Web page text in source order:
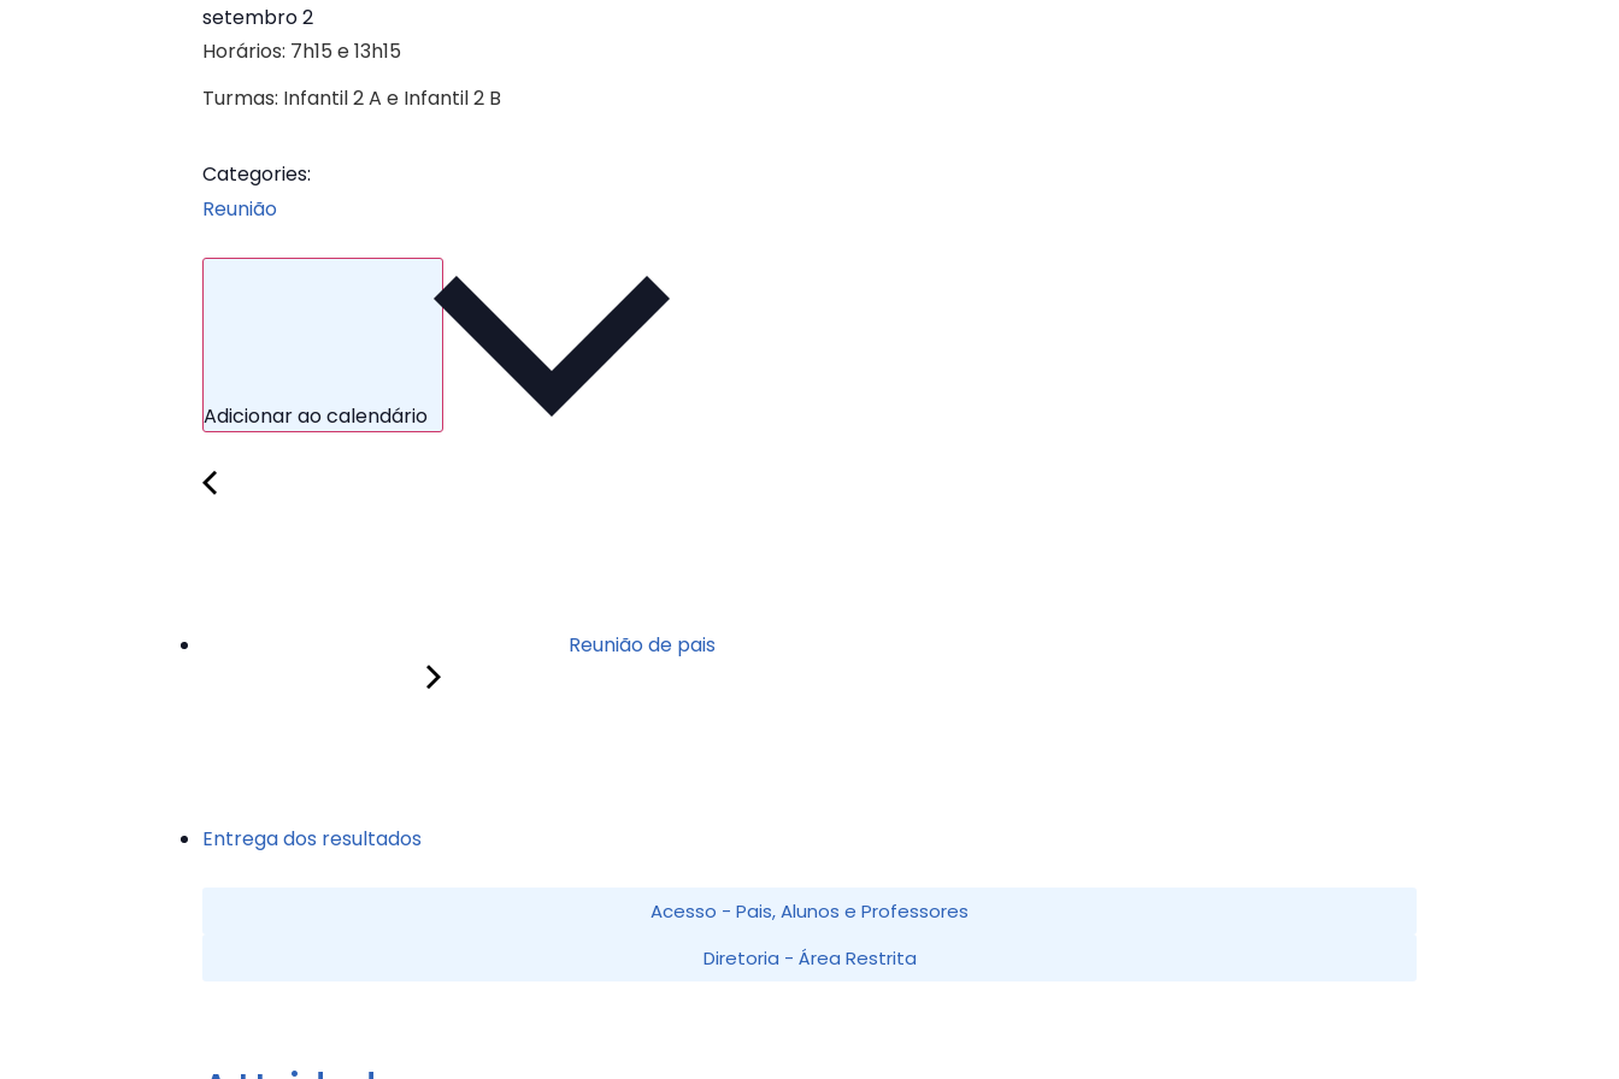
setembro 2
Horários: 7h15 e 13h15
Turmas: Infantil 2 A e Infantil 2 B
Categories:
Reunião
Adicionar ao calendário
Reunião de pais
Entrega dos resultados
Acesso - Pais, Alunos e Professores
Diretoria - Área Restrita